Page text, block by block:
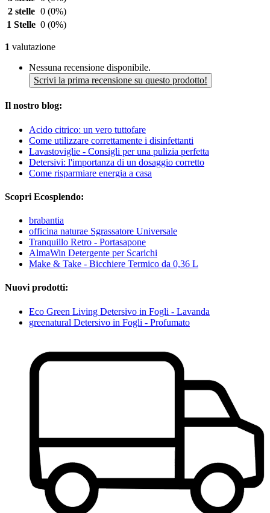
2 stelle 0 (0%)
1 Stelle 0 (0%)
1 valutazione
Nessuna recensione disponibile.
Scrivi la prima recensione su questo prodotto!
Il nostro blog:
Acido citrico: un vero tuttofare
Come utilizzare correttamente i disinfettanti
Lavastoviglie - Consigli per una pulizia perfetta
Detersivi: l'importanza di un dosaggio corretto
Come risparmiare energia a casa
Scopri Ecosplendo:
brabantia
officina naturae Sgrassatore Universale
Tranquillo Retro - Portasapone
AlmaWin Detergente per Scarichi
Make & Take - Bicchiere Termico da 0,36 L
Nuovi prodotti:
Eco Green Living Detersivo in Fogli - Lavanda
greenatural Detersivo in Fogli - Profumato